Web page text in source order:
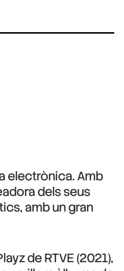
electrònica. Amb
dels seus
amb un gran
de RTVE (2021),